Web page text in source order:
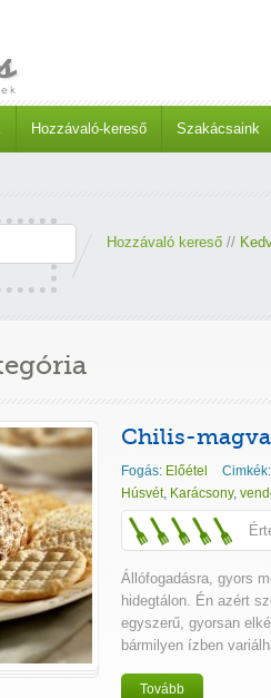
Hozzávaló-kereső Szakácsaink
Hozzávaló kereső //
Chilis-
Fogás: Előétel
Húsvét, Karácsony,
Állófogadásra, gyors
hidegtálon. Én azért
egyszerű, gyorsan
bármilyen ízben
Tovább